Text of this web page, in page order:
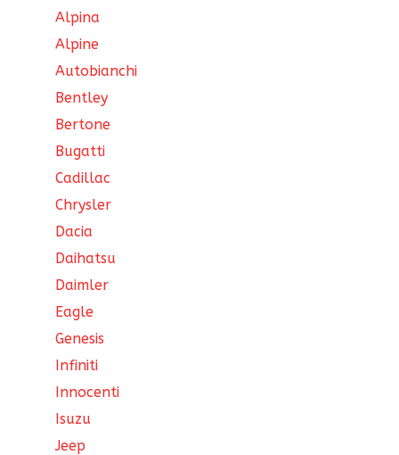
Alpina
Alpine
Autobianchi
Bentley
Bertone
Bugatti
Cadillac
Chrysler
Dacia
Daihatsu
Daimler
Eagle
Genesis
Infiniti
Innocenti
Isuzu
Jeep